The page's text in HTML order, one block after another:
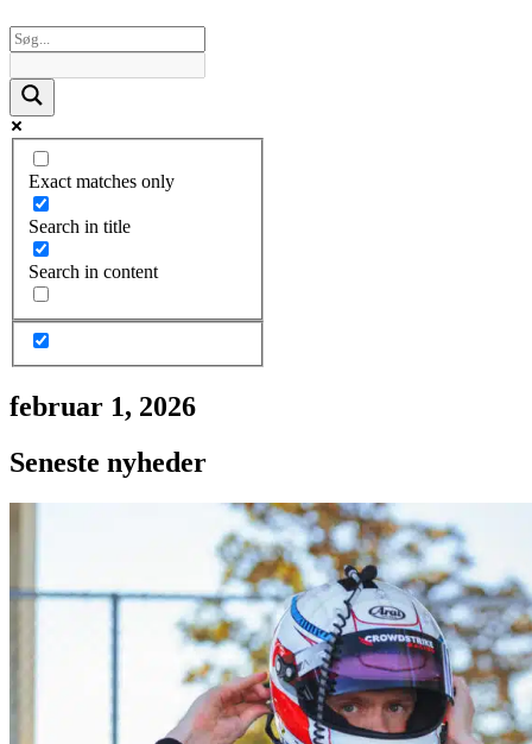
Exact matches only
Search in title
Search in content
februar 1, 2026
Seneste nyheder